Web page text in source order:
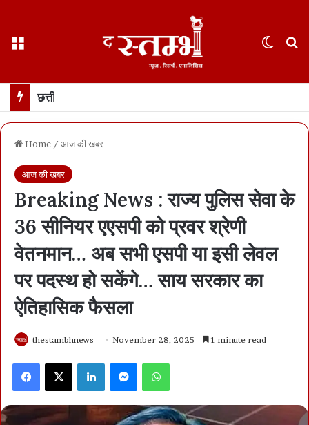
Home / आज की खबर
आज की खबर
Breaking News : राज्य पुलिस सेवा के
36 सीनियर एएसपी को प्रवर श्रेणी
वेतनमान… अब सभी एसपी या इसी लेवल
पर पदस्थ हो सकेंगे… साय सरकार का
ऐतिहासिक फैसला
thestambhnews November 28, 2025 1 minute read
Facebook X LinkedIn